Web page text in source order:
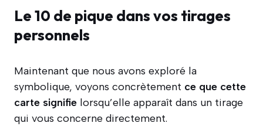
Le 10 de pique dans vos tirages
personnels
Maintenant que nous avons exploré la
symbolique, voyons concrètement ce que cette
carte signifie lorsqu’elle apparaît dans un tirage
qui vous concerne directement.